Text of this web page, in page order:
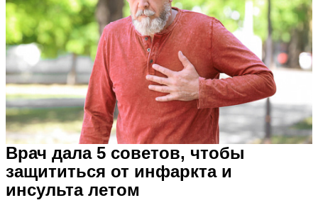
Врач дала 5 советов, чтобы
защититься от инфаркта и
инсульта летом